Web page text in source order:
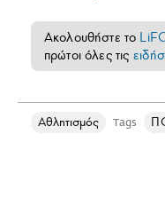
Ακολουθήστε το
πρώτοι όλες τις
Αθλητισμός Tags